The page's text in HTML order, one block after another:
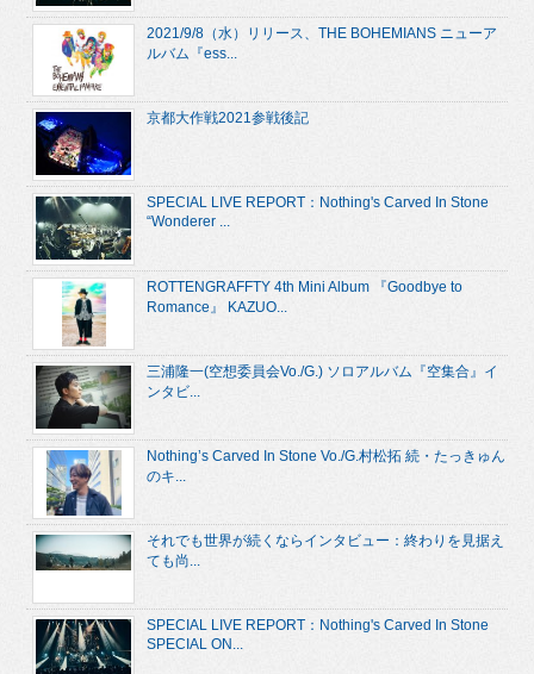
2021/9/8（水）リリース、THE BOHEMIANS ニューア
ルバム『ess...
京都大作戦2021参戦後記
SPECIAL LIVE REPORT：Nothing's Carved In Stone
“Wonderer ...
ROTTENGRAFFTY 4th Mini Album 『Goodbye to
Romance』 KAZUO...
三浦隆一(空想委員会Vo./G.) ソロアルバム『空集合』イ
ンタビ...
Nothing’s Carved In Stone Vo./G.村松拓 続・たっきゅん
のキ...
それでも世界が続くならインタビュー：終わりを見据え
ても尚...
SPECIAL LIVE REPORT：Nothing's Carved In Stone
SPECIAL ON...